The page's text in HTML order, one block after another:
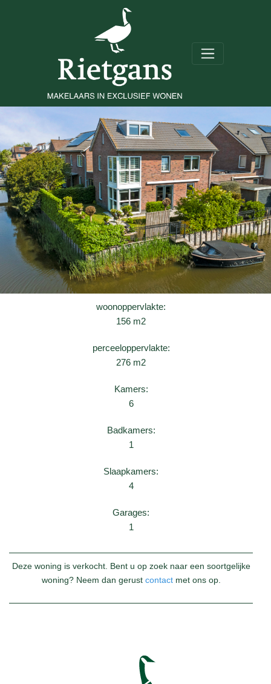
Schoenmakersloot 22
Broek op Langedijk
Prijs op aanvraag
woonoppervlakte:
156 m2
perceeloppervlakte:
276 m2
Kamers:
6
Badkamers:
1
Slaapkamers:
4
Garages:
1
Deze woning is verkocht. Bent u op zoek naar een soortgelijke
woning? Neem dan gerust contactmet ons op.